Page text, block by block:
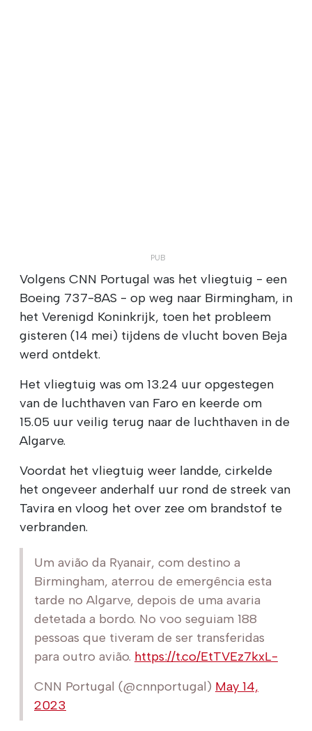
Volgens CNN Portugal was het vliegtuig - een
Boeing 737-8AS - op weg naar Birmingham, in
het Verenigd Koninkrijk, toen het probleem
gisteren (14 mei) tijdens de vlucht boven Beja
werd ontdekt.
Het vliegtuig was om 13.24 uur opgestegen
van de luchthaven van Faro en keerde om
15.05 uur veilig terug naar de luchthaven in de
Algarve.
Voordat het vliegtuig weer landde, cirkelde
het ongeveer anderhalf uur rond de streek van
Tavira en vloog het over zee om brandstof te
verbranden.
Um avião da Ryanair, com destino a
Birmingham, aterrou de emergência esta
tarde no Algarve, depois de uma avaria
detetada a bordo. No voo seguiam 188
pessoas que tiveram de ser transferidas
para outro avião. https://t.co/EtTVEz7kxL-
CNN Portugal (@cnnportugal) May 14,
2023